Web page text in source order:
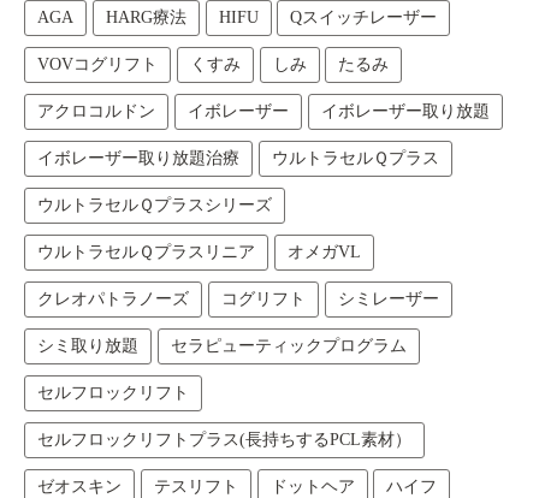
AGA HARG療法 HIFU Qスイッチレーザー
VOVコグリフト くすみ しみ たるみ
アクロコルドン イボレーザー イボレーザー取り放題
イボレーザー取り放題治療 ウルトラセルＱプラス
ウルトラセルＱプラスシリーズ
ウルトラセルＱプラスリニア オメガVL
クレオパトラノーズ コグリフト シミレーザー
シミ取り放題 セラピューティックプログラム
セルフロックリフト
セルフロックリフトプラス(長持ちするPCL素材）
ゼオスキン テスリフト ドットヘア ハイフ